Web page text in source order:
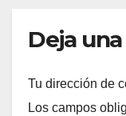
Deja
Tu dirección de
Los campos